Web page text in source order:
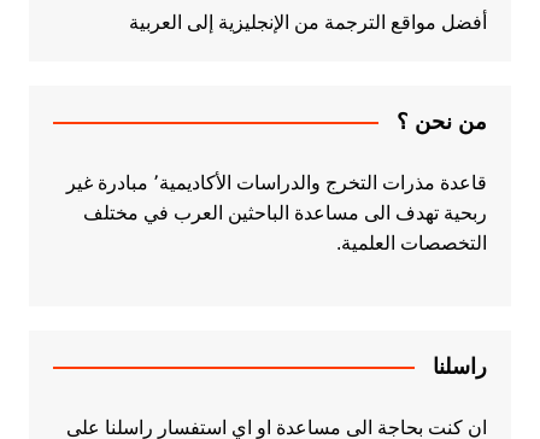
أفضل مواقع الترجمة من الإنجليزية إلى العربية
من نحن ؟
قاعدة مذرات التخرج والدراسات الأكاديمية٬ مبادرة غير
ربحية تهدف الى مساعدة الباحثين العرب في مختلف
التخصصات العلمية.
راسلنا
ان كنت بحاجة الى مساعدة او اي استفسار راسلنا على